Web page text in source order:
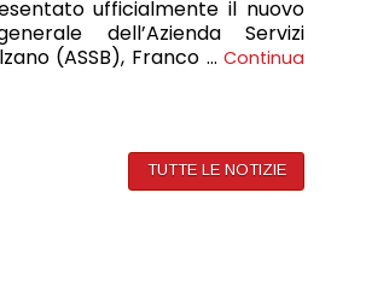
ufficialmente il nuovo
dell’Azienda Servizi
(ASSB), Franco …Continua
TUTTE LE NOTIZIE